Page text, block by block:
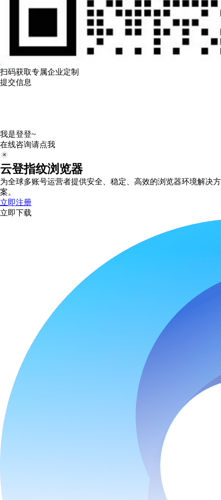
扫码获取专属企业定制
提交信息
我是登登~
在线咨询请点我
云登指纹浏览器
为全球多账号运营者提供安全、稳定、高效的浏览器环境解决方
案。
立即注册
立即下载